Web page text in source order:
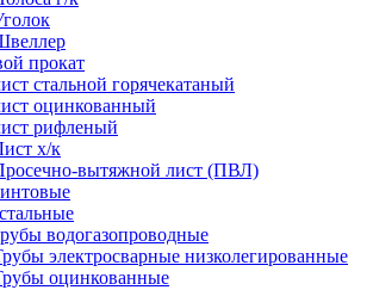
прокат
стальной горячекатаный
оцинкованный
рифленый
х/к
вытяжной лист (ПВЛ)
водогазопроводные
электросварные низколегированные
оцинкованные